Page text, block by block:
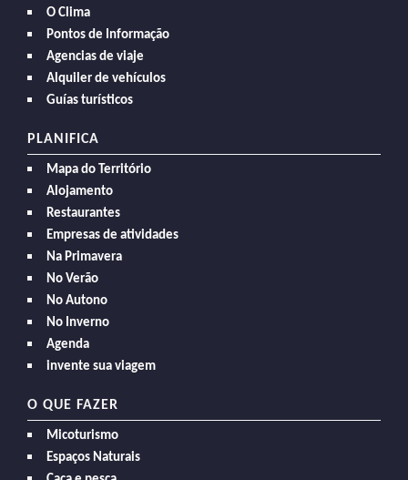
O Clima
Pontos de Informação
Agencias de viaje
Alquiler de vehículos
Guías turísticos
PLANIFICA
Mapa do Território
Alojamento
Restaurantes
Empresas de atividades
Na Primavera
No Verão
No Autono
No Inverno
Agenda
invente sua viagem
O QUE FAZER
Micoturismo
Espaços Naturais